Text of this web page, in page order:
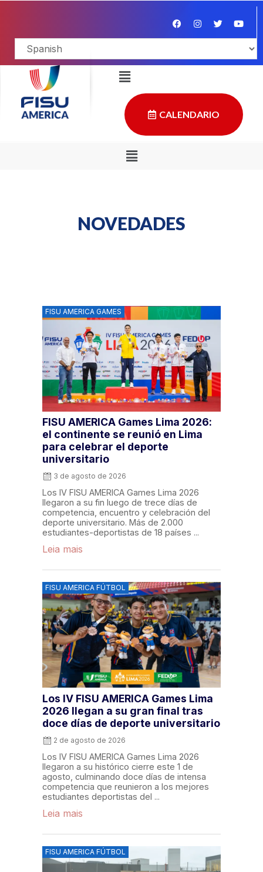
CALENDARIO
NOVEDADES
FISU AMERICA GAMES
FISU AMERICA Games Lima 2026:
el continente se reunió en Lima
para celebrar el deporte
universitario
3 de agosto de 2026
Los IV FISU AMERICA Games Lima 2026
llegaron a su fin luego de trece días de
competencia, encuentro y celebración del
deporte universitario. Más de 2.000
estudiantes-deportistas de 18 países ...
Leia mais
FISU AMERICA FÚTBOL
Los IV FISU AMERICA Games Lima
2026 llegan a su gran final tras
doce días de deporte universitario
2 de agosto de 2026
Los IV FISU AMERICA Games Lima 2026
llegaron a su histórico cierre este 1 de
agosto, culminando doce días de intensa
competencia que reunieron a los mejores
estudiantes deportistas del ...
Leia mais
FISU AMERICA FÚTBOL